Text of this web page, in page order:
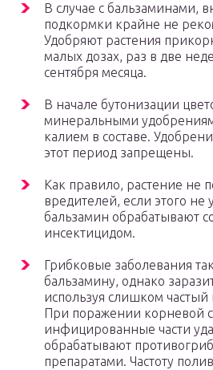
В случае с бальзаминами,
подкормки крайне не
Удобряют растения
малых дозах, раз в две
сентября месяца.
В начале бутонизации
минеральными
калием в составе.
этот период запрещены.
Как правило, растение не
вредителей, если этого не
бальзамин обрабатывают
инсектицидом.
Грибковые заболевания
бальзамину, однако
используя слишком
При поражении корневой
инфицированные части
обрабатывают
препаратами. Частоту